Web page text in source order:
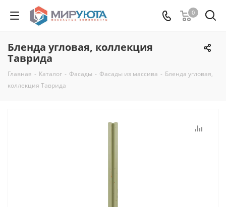
0
Бленда угловая, коллекция
Таврида
Главная - Каталог - Фасады - Фасады из массива - Бленда угловая,
коллекция Таврида